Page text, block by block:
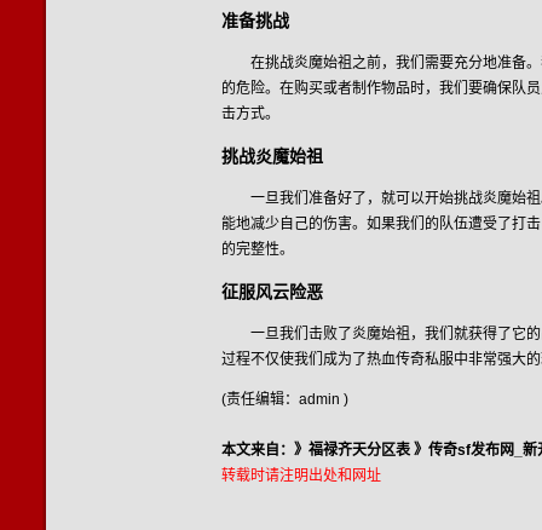
准备挑战
在挑战炎魔始祖之前，我们需要充分地准备
的危险。在购买或者制作物品时，我们要确保队
击方式。
挑战炎魔始祖
一旦我们准备好了，就可以开始挑战炎魔始
能地减少自己的伤害。如果我们的队伍遭受了打
的完整性。
征服风云险恶
一旦我们击败了炎魔始祖，我们就获得了它
过程不仅使我们成为了热血传奇私服中非常强大
(责任编辑：admin )
本文来自：》 福禄齐天分区表 》 传奇sf发布网_新
转载时请注明出处和网址